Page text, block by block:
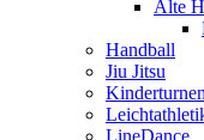
Alte
Handball
Jiu Jitsu
Kinderturnen
LineDance